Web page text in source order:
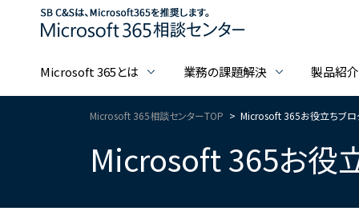
Microsoft 365とは 業務の課題解決 製品紹介
Microsoft 365相談センターTOP Microsoft 365お役立ちブロ
Microsoft 365お役